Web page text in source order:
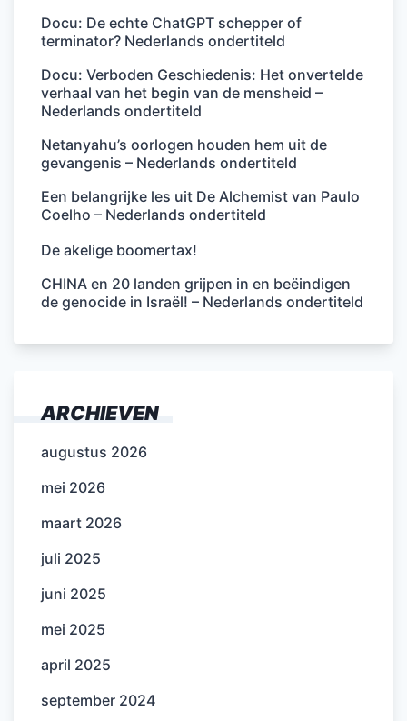
Docu: De echte ChatGPT schepper of
terminator? Nederlands ondertiteld
Docu: Verboden Geschiedenis: Het onvertelde
verhaal van het begin van de mensheid –
Nederlands ondertiteld
Netanyahu’s oorlogen houden hem uit de
gevangenis – Nederlands ondertiteld
Een belangrijke les uit De Alchemist van Paulo
Coelho – Nederlands ondertiteld
De akelige boomertax!
CHINA en 20 landen grijpen in en beëindigen
de genocide in Israël! – Nederlands ondertiteld
ARCHIEVEN
augustus 2026
mei 2026
maart 2026
juli 2025
juni 2025
mei 2025
april 2025
september 2024